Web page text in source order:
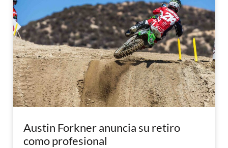
Austin Forkner anuncia su retiro
como profesional